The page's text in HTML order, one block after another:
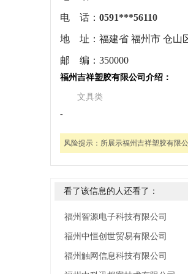
电 话： 0591***56110
地 址： 福建省 福州市 仓山
邮 编： 350000
福州吉祥塑胶有限公司介绍：
文具类
-
风险提示： 所展示福州吉祥塑胶有限
看了该信息的人还看了：
福州智源电子科技有限公司
福州中恒创世贸易有限公司
福州触网信息科技有限公司